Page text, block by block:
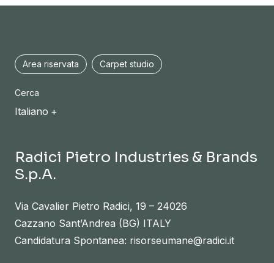
Area riservata Carpet studio
Cerca
Italiano
Radici Pietro Industries & Brands
S.p.A.
Via Cavalier Pietro Radici, 19 – 24026
Cazzano Sant’Andrea (BG) ITALY
Candidatura Spontanea: risorseumane@radici.it